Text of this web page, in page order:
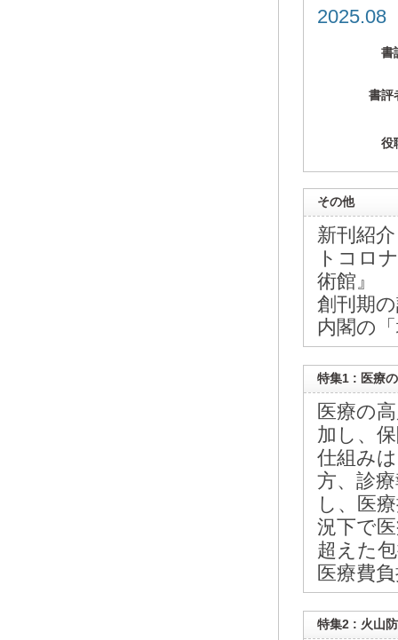
書
書評
役
その他
新刊紹
トコロ
術館』
創刊期
内閣の
特集1 : 医療
医療の
加し、
仕組み
方、診
し、医
況下で
超えた
医療費
特集2 : 火山